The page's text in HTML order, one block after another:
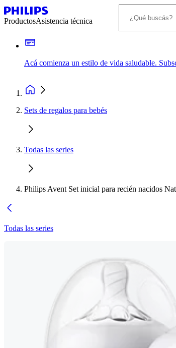
ProductosAsistencia técnica
Acá comienza un estilo de vida saludable.
Sets de regalos para bebés
Todas las series
Philips Avent Set inicial para recién nacidos
Todas las series